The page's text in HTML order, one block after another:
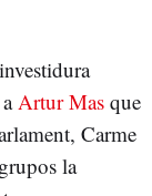
Artur Mas que
Carme
la